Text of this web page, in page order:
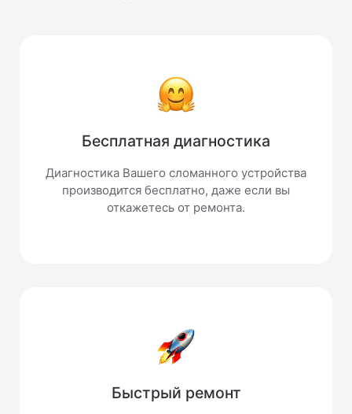
Бесплатная диагностика
Диагностика Вашего сломанного устройства
производится бесплатно, даже если вы
откажетесь от ремонта.
Быстрый ремонт